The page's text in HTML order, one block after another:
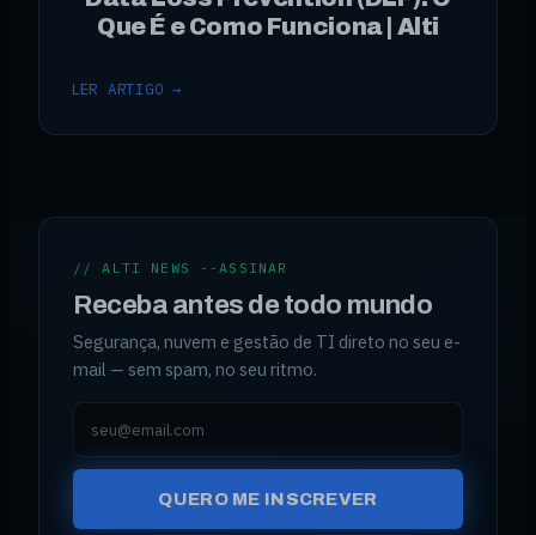
Que É e Como Funciona | Alti
LER ARTIGO →
// ALTI NEWS --ASSINAR
Receba antes de todo mundo
Segurança, nuvem e gestão de TI direto no seu e-
mail — sem spam, no seu ritmo.
QUERO ME INSCREVER